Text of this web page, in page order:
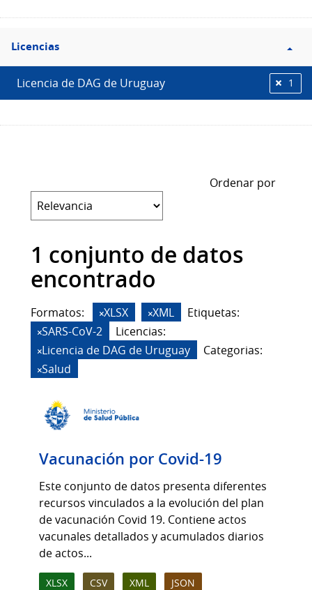
Filtro
Licencias
Licencias
Licencia de DAG de Uruguay 1
Ordenar por
1 conjunto de datos
encontrado
Formatos: XLSX XML
Etiquetas:
SARS-CoV-2
Licencias:
Licencia de DAG de Uruguay
Categorias:
Salud
Vacunación por Covid-19
Este conjunto de datos presenta diferentes
recursos vinculados a la evolución del plan
de vacunación Covid 19. Contiene actos
vacunales detallados y acumulados diarios
de actos...
XLSX CSV XML JSON